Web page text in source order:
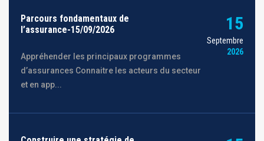
Parcours fondamentaux de
l’assurance-15/09/2026
Appréhender les principaux programmes
d’assurances Connaitre les acteurs du secteur
et en app...
15
Septembre
2026